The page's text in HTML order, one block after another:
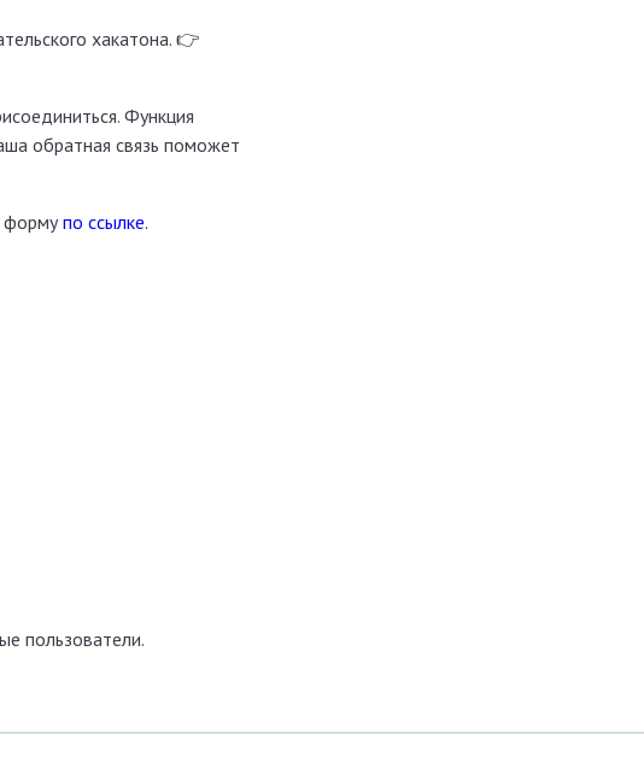
хакатона. 👉
Функция
обратная связь поможет
формупо ссылке.
пользователи.